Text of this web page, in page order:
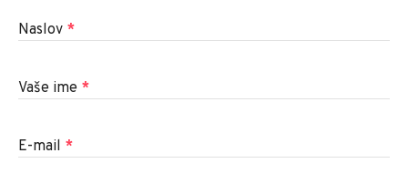
Naslov *
Vaše ime *
E-mail *